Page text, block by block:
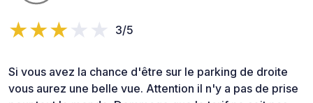
3/5
Si vous avez la chance d'être sur le parking de droite
vous aurez une belle vue. Attention il n'y a pas de prise